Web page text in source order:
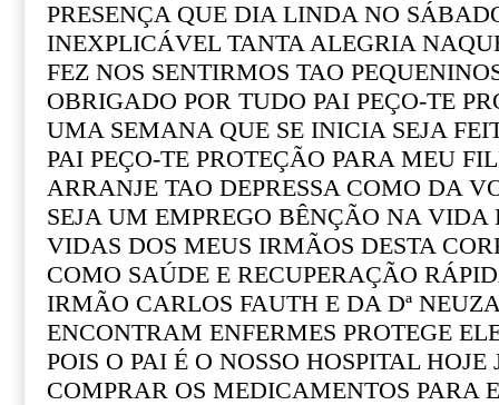
PRESENÇA QUE DIA LINDA NO
INEXPLICÁVEL TANTA ALEGRIA
FEZ NOS SENTIRMOS TAO
OBRIGADO POR TUDO PAI PEÇO-TE
UMA SEMANA QUE SE INICIA SEJA
PAI PEÇO-TE PROTEÇÃO PARA MEU
ARRANJE TAO DEPRESSA COMO DA
SEJA UM EMPREGO BÊNÇÃO NA VIDA
VIDAS DOS MEUS IRMÃOS DESTA
COMO SAÚDE E RECUPERAÇÃO
IRMÃO CARLOS FAUTH E DA Dª
ENCONTRAM ENFERMES PROTEGE
POIS O PAI É O NOSSO HOSPITAL HOJE
COMPRAR OS MEDICAMENTOS PARA